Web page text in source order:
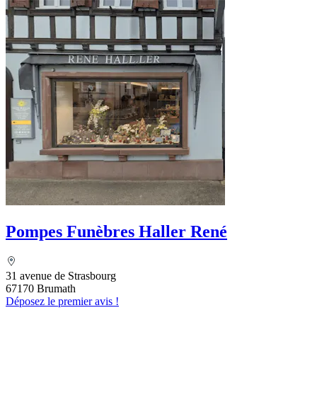
Pompes Funèbres Haller René
31 avenue de Strasbourg
67170 Brumath
Déposez le premier avis !